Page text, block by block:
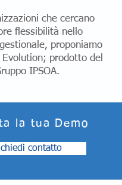
che cercano
flessibilità nello
proponiamo
Evolution; prodotto del
IPSOA.
la tua Demo
contatto